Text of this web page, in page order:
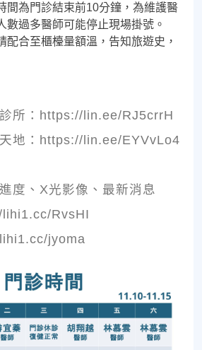
間為門診結束前10分鐘，為維護醫
數過多醫師可能停止現場掛號。
配合至櫃檯量額溫，告知旅遊史，
所：https://lin.ee/RJ5crrH
地：https://lin.ee/EYVvLo4
度、X光影像、最新消息
lihi1.cc/RvsHI
jyoma